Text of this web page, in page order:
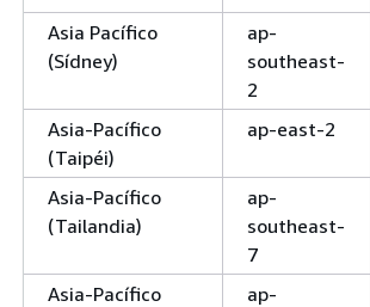
Asia Pacífico
(Sídney)
ap-
southeast-
2
Asia-Pacífico
(Taipéi)
ap-east-2
Asia-Pacífico
(Tailandia)
ap-
southeast-
7
Asia-Pacífico
ap-